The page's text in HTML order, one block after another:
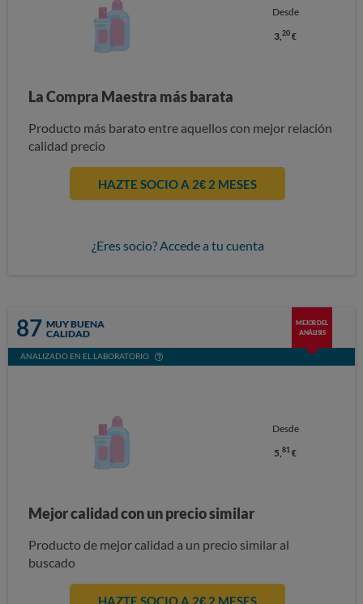
Desde
3,20 €
La Compra Maestra más barata
Producto más barato entre aquellos con mejor relación
calidad precio
HAZTE SOCIO A 2€ 2 MESES
¿Eres socio? Accede a tu cuenta
87 MUY BUENA
CALIDAD
MEJOR DEL
ANÁLISIS
ANALIZADO EN EL LABORATORIO
Desde
5,81 €
Mejor calidad con un precio similar
Producto de mejor calidad a un precio similar al
buscado
HAZTE SOCIO A 2€ 2 MESES